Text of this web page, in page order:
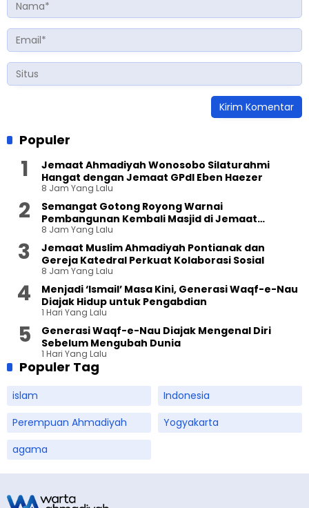
Populer
Jemaat Ahmadiyah Wonosobo Silaturahmi
Hangat dengan Jemaat GPdI Eben Haezer
8 Jam Yang Lalu
Semangat Gotong Royong Warnai
Pembangunan Kembali Masjid di Jemaat
Ahmadiyah Sukapura
8 Jam Yang Lalu
Jemaat Muslim Ahmadiyah Pontianak dan
Gereja Katedral Perkuat Kolaborasi Sosial
8 Jam Yang Lalu
Menjadi ‘Ismail’ Masa Kini, Generasi Waqf-e-Nau
Diajak Hidup untuk Pengabdian
1 Hari Yang Lalu
Generasi Waqf-e-Nau Diajak Mengenal Diri
Sebelum Mengubah Dunia
1 Hari Yang Lalu
Populer Tag
islam
Indonesia
Perempuan Ahmadiyah
Yogyakarta
agama